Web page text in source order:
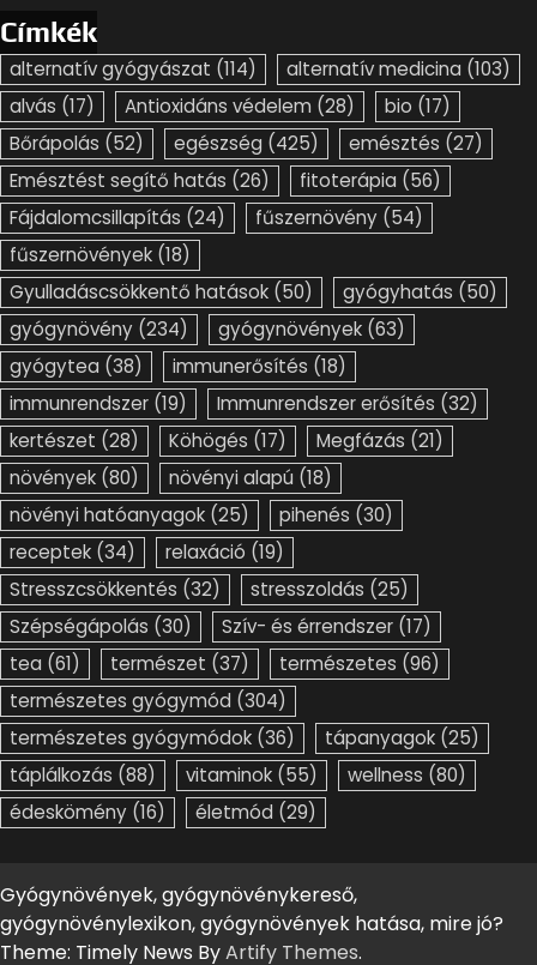
Címkék
alternatív gyógyászat (114) alternatív medicina (103)
alvás (17) Antioxidáns védelem (28) bio (17)
Bőrápolás (52) egészség (425) emésztés (27)
Emésztést segítő hatás (26) fitoterápia (56)
Fájdalomcsillapítás (24) fűszernövény (54)
fűszernövények (18)
Gyulladáscsökkentő hatások (50) gyógyhatás (50)
gyógynövény (234) gyógynövények (63)
gyógytea (38) immunerősítés (18)
immunrendszer (19) Immunrendszer erősítés (32)
kertészet (28) Köhögés (17) Megfázás (21)
növények (80) növényi alapú (18)
növényi hatóanyagok (25) pihenés (30)
receptek (34) relaxáció (19)
Stresszcsökkentés (32) stresszoldás (25)
Szépségápolás (30) Szív- és érrendszer (17)
tea (61) természet (37) természetes (96)
természetes gyógymód (304)
természetes gyógymódok (36) tápanyagok (25)
táplálkozás (88) vitaminok (55) wellness (80)
édeskömény (16) életmód (29)
Gyógynövények, gyógynövénykereső,
gyógynövénylexikon, gyógynövények hatása, mire jó?
Theme: Timely News ByArtify Themes.